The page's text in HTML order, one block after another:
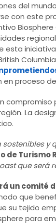
del
con este
Columbia
proceso
La
y
de Turismo
que será
un comité
que
su tejido
para